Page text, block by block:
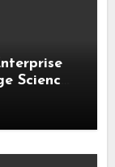
Science